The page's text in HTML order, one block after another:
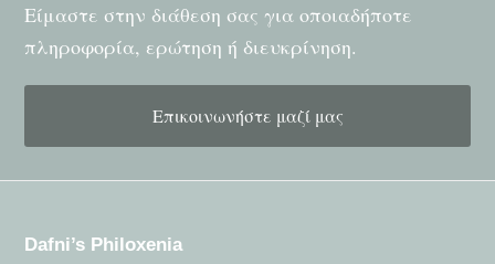
Είμαστε στην διάθεση σας για οποιαδήποτε
πληροφορία, ερώτηση ή διευκρίνηση.
Επικοινωνήστε μαζί μας
Dafni’s Philoxenia